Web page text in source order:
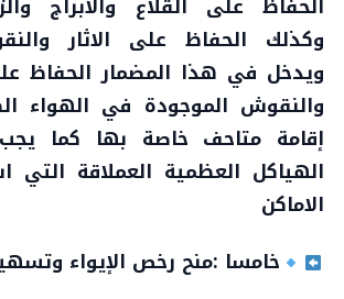
وكذلك الحفاظ على الاثار
ويدخل في هذا المضمار الحفاظ
والنقوش الموجودة في الهواء
إقامة متاحف خاصة بها كما
الهياكل العظمية العملاقة
الاماكن
خامسا :منح رخص الإيواء